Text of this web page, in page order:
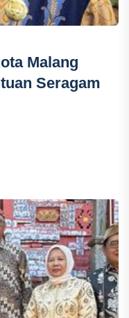
Malang
Seragam